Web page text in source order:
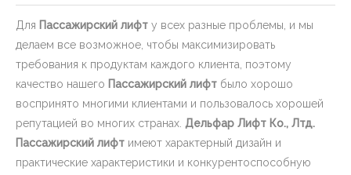
Для Пассажирский лифт у всех разные проблемы, и мы
делаем все возможное, чтобы максимизировать
требования к продуктам каждого клиента, поэтому
качество нашего Пассажирский лифт было хорошо
воспринято многими клиентами и пользовалось хорошей
репутацией во многих странах. Дельфар Лифт Ко., Лтд.
Пассажирский лифт имеют характерный дизайн и
практические характеристики и конкурентоспособную